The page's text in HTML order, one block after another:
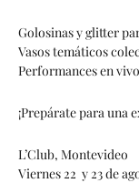
Golosinas y glitter
Vasos temáticos
Performances en
¡Prepárate para una
L’Club, Montevideo
Viernes 22 y 23 de